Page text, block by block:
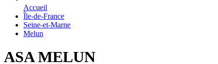
Accueil
Île-de-France
Seine-et-Marne
Melun
ASA MELUN